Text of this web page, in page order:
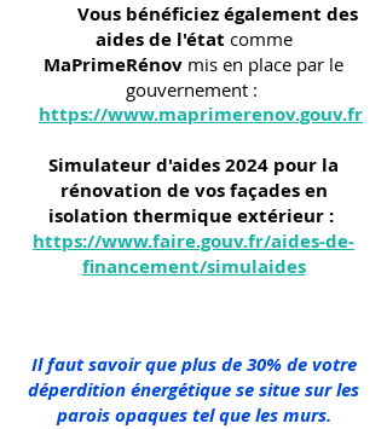
Vous bénéficiez également des
aides de l'état comme
MaPrimeRénov mis en place par le
gouvernement :
https://www.maprimerenov.gouv.fr
Simulateur d'aides 2024 pour la
rénovation de vos façades en
isolation thermique extérieur :
https://www.faire.gouv.fr/aides-de-
financement/simulaides
Il faut savoir que plus de 30% de votre
déperdition énergétique se situe sur les
parois opaques tel que les murs.